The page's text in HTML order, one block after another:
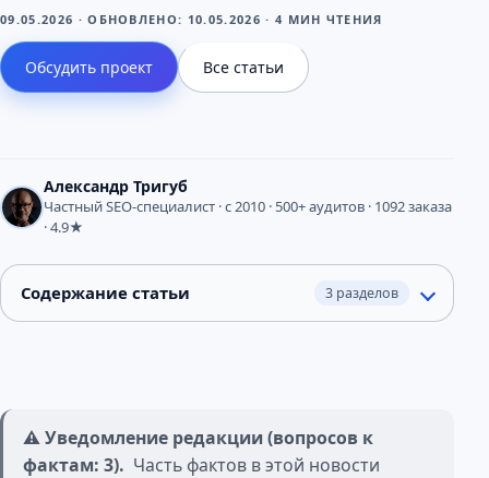
09.05.2026 · ОБНОВЛЕНО: 10.05.2026 · 4 МИН ЧТЕНИЯ
Обсудить проект Все статьи
Александр Тригуб
Частный SEO-специалист · с 2010 · 500+ аудитов · 1092 заказа
· 4.9★
Содержание статьи 3 разделов
⚠️ Уведомление редакции (вопросов к
фактам: 3). Часть фактов в этой новости